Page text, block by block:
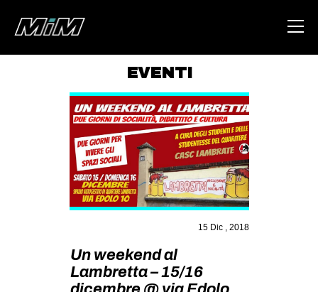
ABOUT
AREA
DEGENERAZIONE
GAZA FREESTYLE
CSOA LAMBRETTA
MSM
STUDENTI TSUNAMI
EVENTI
15 Dic , 2018
Un weekend al
Lambretta – 15/16